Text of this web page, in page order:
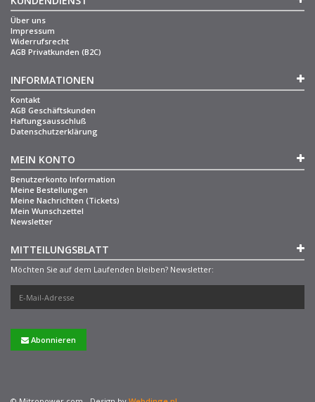
Über uns
Impressum
Widerrufsrecht
AGB Privatkunden (B2C)
INFORMATIONEN
Kontakt
AGB Geschäftskunden
Haftungsausschluß
Datenschutzerklärung
MEIN KONTO
Benutzerkonto Information
Meine Bestellungen
Meine Nachrichten (Tickets)
Mein Wunschzettel
Newsletter
MITTEILUNGSBLATT
Möchten Sie auf dem Laufenden bleiben? Newsletter:
Abonnieren